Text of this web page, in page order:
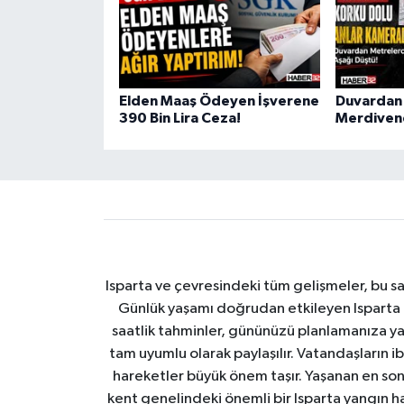
Elden Maaş Ödeyen İşverene
390 Bin Lira Ceza!
Isparta ve çevresindeki tüm gelişmeler, bu
Günlük yaşamı doğrudan etkileyen
saatlik tahminler, gününüzü planlamanıza
tam uyumlu olarak paylaşılır.
hareketler büyük önem taşır. Yaşanan en
kent genelindeki önemli bir Isparta yangın